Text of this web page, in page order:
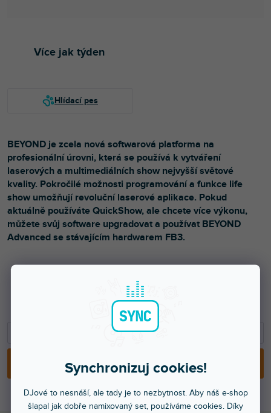
Synchronizuj cookies!
DJové to nesnáší, ale tady je to nezbytnost. Aby náš e-shop
šlapal jak dobře namixovaný set, používáme cookies. Díky
Více jak týden
PŘIDAT DO KOŠÍKU
BEYOND je zcela nová softwarová platforma na
profesionální úrovni, která se používá k vytváření
laserových a multimediálních show nejvyšší světové
kvality. Pokročilé možnosti programování a funkce life
show umožňují revoluční laserové aplikace. Pokud
aktuálně používáte QuickShow, ale chcete více výkonu,
můžete svůj software upgradovat a používat BEYOND
Advanced se stávajícím hardwarem FB3.